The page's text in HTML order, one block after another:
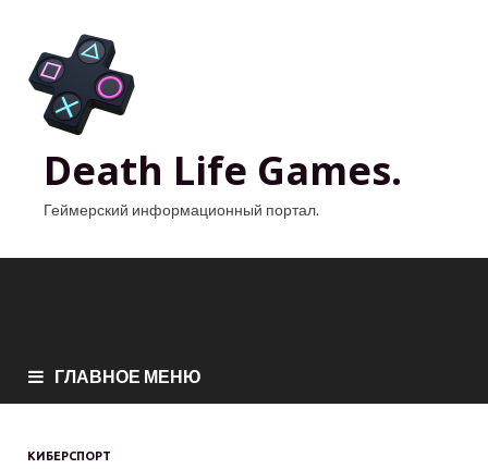
Death Life Games.
Геймерский информационный портал.
ГЛАВНОЕ МЕНЮ
КИБЕРСПОРТ